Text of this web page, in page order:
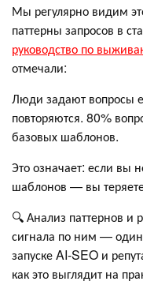
Мы регулярно видим
паттерны запросов в
руководство по
отмечали:
Люди задают вопросы
повторяются. 80%
базовых шаблонов.
Это означает: если вы
шаблонов — вы теряете
🔍 Анализ паттернов и
сигнала по ним —
запуске AI‑SEO и
как это выглядит на